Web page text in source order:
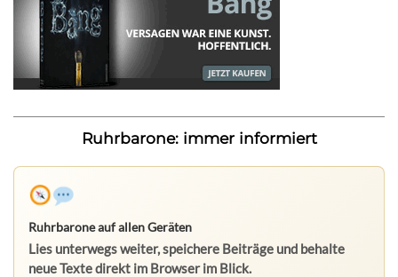
Ruhrbarone: immer informiert
Ruhrbarone auf allen Geräten
Lies unterwegs weiter, speichere Beiträge und behalte
neue Texte direkt im Browser im Blick.